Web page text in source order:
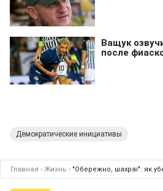
Демократические инициативы
Главная › Жизнь › "Обережно, шахраї": як